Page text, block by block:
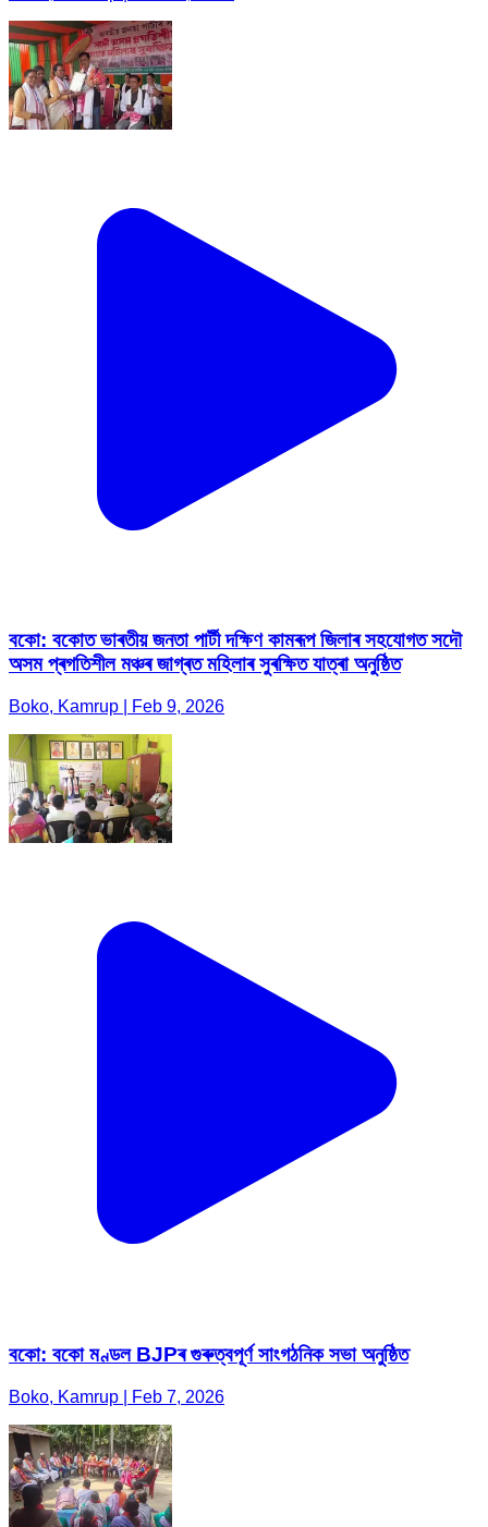
বকো: বকোত ভাৰতীয় জনতা পাৰ্টী দক্ষিণ কামৰূপ জিলাৰ সহযোগত সদৌ
অসম প্ৰগতিশীল মঞ্চৰ জাগ্ৰত মহিলাৰ সুৰক্ষিত যাত্ৰা অনুষ্ঠিত
Boko, Kamrup | Feb 9, 2026
বকো: বকো মণ্ডল BJPৰ গুৰুত্বপূৰ্ণ সাংগঠনিক সভা অনুষ্ঠিত
Boko, Kamrup | Feb 7, 2026